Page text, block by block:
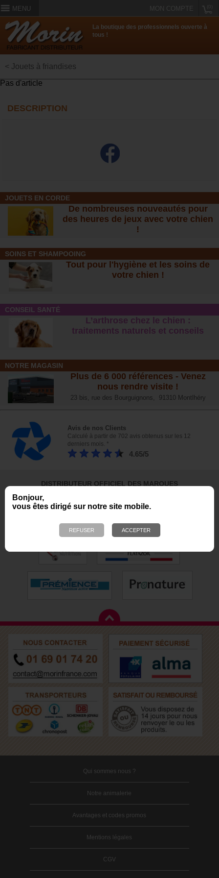
Bonjour,
vous êtes dirigé sur notre site mobile.
MENU MON COMPTE
La boutique des professionnels ouverte à
tous !
< Jouets à friandises
Pas d'article
DESCRIPTION
JOUETS EN CORDE
De nombreuses nouveautés pour
des heures de jeux avec votre chien
!
SOINS ET SHAMPOOING
Tout pour l'hygiène et les soins de
votre chien !
CONSEIL SANTÉ
L’arthrose chez le chien :
traitements naturels et conseil s
NOTRE MAGASIN
Plus de 6 000 références - Venez
nous rendre visite !
23 bis, rue des Bourguignons, 91310 Montlhéry
Avis de nos Clients
Calculé à partir de 702 avis obtenus sur les 12
derniers mois. *
4.65/5
DISTRIBUTEUR OFFICIEL DES MARQUES
Qui sommes nous ?
Notre animalerie
Avantages et codes promos
Mentions légales
CGV